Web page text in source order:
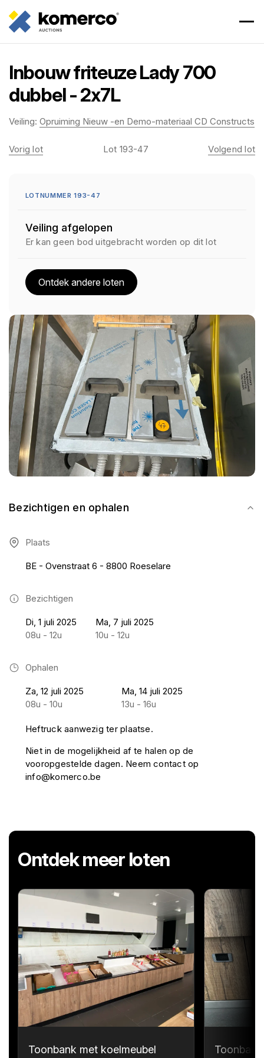
Inbouw friteuze Lady 700
dubbel - 2x7L
Veiling: Opruiming Nieuw -en Demo-materiaal CD Constructs
Bezichtigen en ophalen
Plaats
BE - Ovenstraat 6 - 8800 Roeselare
Bezichtigen
Di, 1 juli 2025
08u - 12u
Ma, 7 juli 2025
10u - 12u
Ophalen
Za, 12 juli 2025
08u - 10u
Ma, 14 juli 2025
13u - 16u
Heftruck aanwezig ter plaatse.
Niet in de mogelijkheid af te halen op de
vooropgestelde dagen. Neem contact op
info@komerco.be
Vorig lot Lot 193-47 Volgend lot
LOTNUMMER 193-47
Veiling afgelopen
Er kan geen bod uitgebracht worden op dit lot
Ontdek andere loten
Ontdek meer loten
Toonbank met koelmeubel